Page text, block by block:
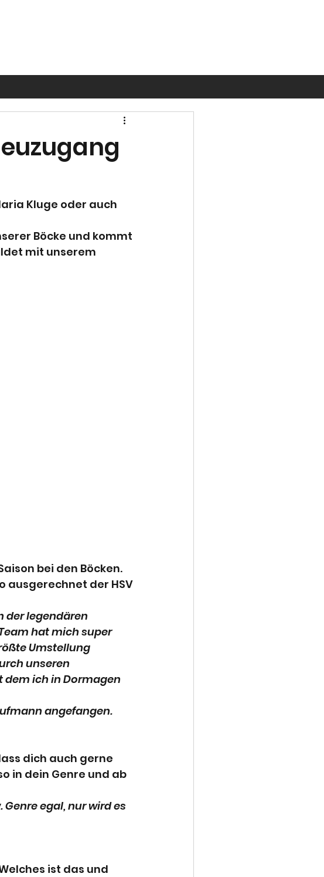
Kluge oder auch
Böcke und kommt
mit unserem
bei den Böcken.
ausgerechnet der HSV
der legendären
hat mich super
Umstellung
unseren
dem ich in Dormagen
angefangen.
dich auch gerne
in dein Genre und ab
egal, nur wird es
ist das und